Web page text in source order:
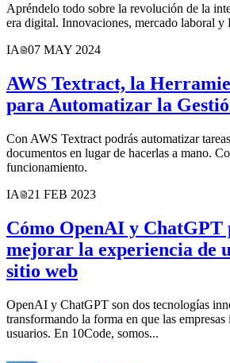
Apréndelo todo sobre la revolución de la
era digital. Innovaciones, mercado laboral y
IA
07 MAY 2024
AWS Textract, la
para Automatizar la
Con AWS Textract podrás automatizar
documentos en lugar de hacerlas a mano.
funcionamiento.
IA
21 FEB 2023
Cómo OpenAI y ChatGPT
mejorar la experiencia de
sitio web
OpenAI y ChatGPT son dos tecnologías
transformando la forma en que las empresas
usuarios. En 10Code, somos...